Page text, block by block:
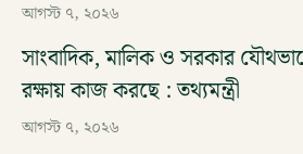
আগস্ট ৭, ২০২৬
সাংবাদিক, মালিক ও সরকার
রক্ষায় কাজ করছে : তথ্যমন্ত্রী
আগস্ট ৭, ২০২৬